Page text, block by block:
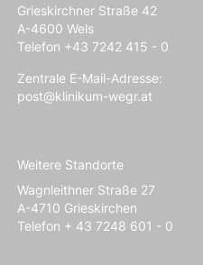
Grieskirchner Straße 42
A-4600 Wels
Telefon +43 7242 415 - 0
Zentrale E-Mail-Adresse:
post@klinikum-wegr.at
Weitere Standorte
Wagnleithner Straße 27
A-4710 Grieskirchen
Telefon + 43 7248 601 - 0